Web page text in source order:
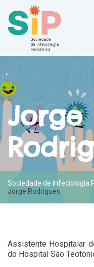
Jorge
Sociedade de Infeciologia
Jorge Rodrigues
Assistente Hospitalar
do Hospital São